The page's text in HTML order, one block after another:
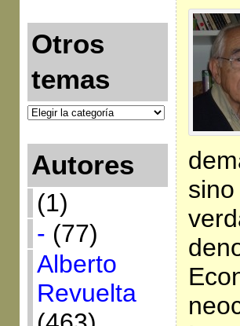
Otros
temas
Autores
(1)
- (77)
Alberto
Revuelta